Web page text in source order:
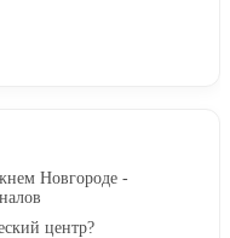
Новгороде -
центр?